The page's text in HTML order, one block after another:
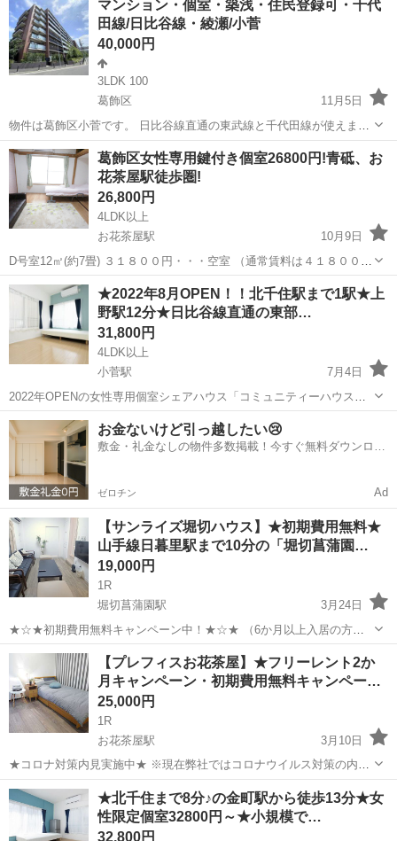
マンション・個室・築浅・住民登録可・千代
田線/日比谷線・綾瀬/小菅
40,000円
3LDK 100
葛飾区
11月5日
物件は葛飾区小菅です。 日比谷線直通の東武線と千代田線が使えま
す。 3LDKとテラス庭がついており、合計面積100㎡位です。 1室は私
が使っており、残りは空いています。 長期利用、賃貸物件が見つかる
までの...
東京 葛飾区 シェアハウス 物件
葛飾区女性専用鍵付き個室26800円!青砥、お
花茶屋駅徒歩圏!
26,800円
4LDK以上
お花茶屋駅
10月9日
D号室12㎡(約7畳) ３１８００円・・・空室 （通常賃料は４１８００
円。通常でも十分お安いですが詳細お問い合わせください！） F号室
２３８００円・・・済 （通常賃料は３３８００円。通常でも十分お安
いですが詳細...
東京 葛飾区 お花茶屋駅 シェアハウス 個室
★2022年8月OPEN！！北千住駅まで1駅★上
野駅12分★日比谷線直通の東部…
31,800円
4LDK以上
小菅駅
7月4日
2022年OPENの女性専用個室シェアハウス「コミュニティーハウス北
千住小菅」のご案内です。 ―◆2路線利用可能×都心へのアクセス抜群
◆― 日比谷線直通東武スカイツリーライン「小菅駅」徒歩9分 千代田
線「綾瀬駅」徒...
東京 葛飾区 小菅駅 シェアハウス 徒歩
お金ないけど引っ越したい😢
敷金・礼金なしの物件多数掲載！今すぐ無料ダウンロー
ゼロチン Ad
【サンライズ堀切ハウス】★初期費用無料★
山手線日暮里駅まで10分の「堀切菖蒲園…
19,000円
1R
堀切菖蒲園駅
3月24日
★☆★初期費用無料キャンペーン中！★☆★ （6か月以上入居の方限
定です。詳細はお問い合わせください。） 都心アクセス抜群！ 「堀切
菖蒲園駅」徒歩4分の【駅近】シェアハウス 山手線「日暮里駅」まで
10分の京成線...
東京 葛飾区 堀切菖蒲園駅 シェアハウス プレフィス
【プレフィスお花茶屋】★フリーレント2か
月キャンペーン・初期費用無料キャンペー…
25,000円
1R
お花茶屋駅
3月10日
★コロナ対策内見実施中★ ※現在弊社ではコロナウイルス対策の内見
を実施しております。マスクの着用、検温、手指の消毒にご協力をお
願い致します。 ★☆★初期費用無料キャンペーン実施中！★☆★ 初期
費用（25,000円）...
東京 葛飾区 お花茶屋駅 シェアハウス
★北千住まで8分♪の金町駅から徒歩13分★女
性限定個室32800円～★小規模で…
32,800円